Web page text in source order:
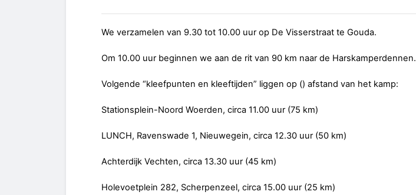
We verzamelen van 9.30 tot 10.00 uur op De Visserstraat te Gouda.
Om 10.00 uur beginnen we aan de rit van 90 km naar de Harskamperdennen.
Volgende “kleefpunten en kleeftijden” liggen op () afstand van het kamp:
Stationsplein-Noord Woerden, circa 11.00 uur (75 km)
LUNCH, Ravenswade 1, Nieuwegein, circa 12.30 uur (50 km)
Achterdijk Vechten, circa 13.30 uur (45 km)
Holevoetplein 282, Scherpenzeel, circa 15.00 uur (25 km)